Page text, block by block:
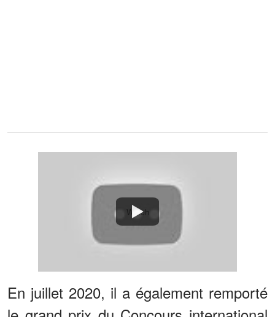
Watch
En juillet 2020, il a également remporté